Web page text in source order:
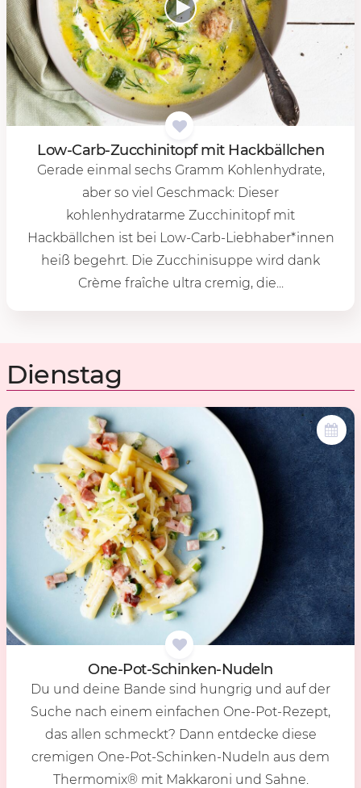
Low-Carb-Zuc­chi­ni­topf mit Hack­bäll­chen
Gerade einmal sechs Gramm Kohlenhydrate,
aber so viel Geschmack: Dieser
kohlenhydratarme Zucchinitopf mit
Hackbällchen ist bei Low-Carb-Liebhaber*innen
heiß begehrt. Die Zucchinisuppe wird dank
Crème fraîche ultra cremig, die...
Dienstag
One-Pot-Schin­ken-Nu­deln
Du und deine Bande sind hungrig und auf der
Suche nach einem einfachen One-Pot-Rezept,
das allen schmeckt? Dann entdecke diese
cremigen One-Pot-Schinken-Nudeln aus dem
Thermomix® mit Makkaroni und Sahne.